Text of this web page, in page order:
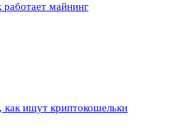
майнинг
как ищут криптокошельки